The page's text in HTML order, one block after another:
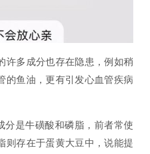
许多成分也存在隐患，例如稍
的鱼油，更有引发心血管疾病
分是牛磺酸和磷脂，前者常使
则存在于蛋黄大豆中，说能提